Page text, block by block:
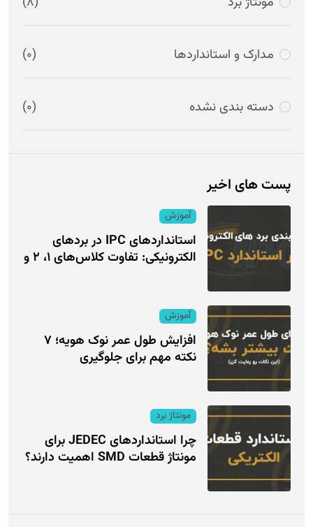
مدارک و استانداردها (0)
دسته بندی نشده (0)
پست های اخیر
آموزش
استانداردهای IPC در بردهای
الکترونیکی: تفاوت کلاس‌های ۱، ۲ و
آموزش
افزایش طول عمر نوک هویه؛ ۷
نکته مهم برای جلوگیری
مونتاژ برد
چرا استانداردهای JEDEC برای
مونتاژ قطعات SMD اهمیت دارند؟